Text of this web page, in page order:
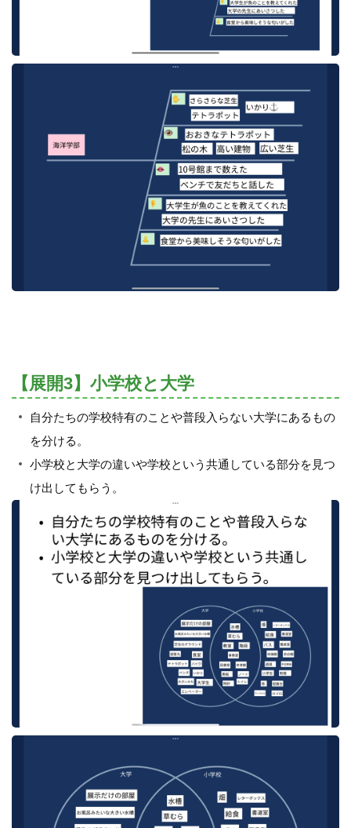
【展開3】小学校と大学
自分たちの学校特有のことや普段入らない大学にあるもの
を分ける。
小学校と大学の違いや学校という共通している部分を見つ
け出してもらう。